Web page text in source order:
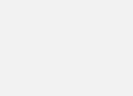
и французском.